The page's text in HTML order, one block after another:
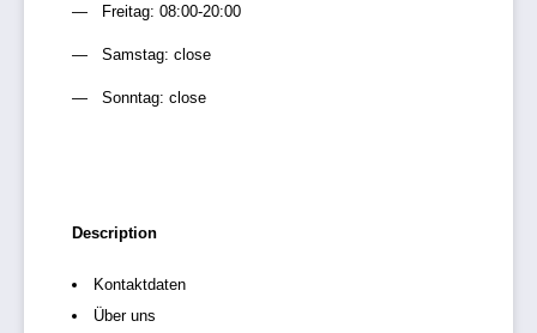
Freitag: 08:00-20:00
Samstag: close
Sonntag: close
Description
Kontaktdaten
Über uns